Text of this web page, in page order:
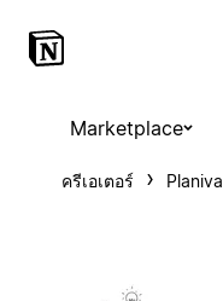
Marketplace
ครีเอเตอร์ Planiva